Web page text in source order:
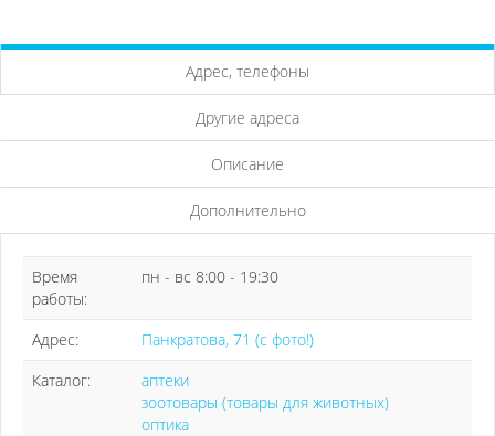
Адрес, телефоны
Другие адреса
Описание
Дополнительно
Время
работы:
пн - вс 8:00 - 19:30
Адрес:
Панкратова, 71 (с фото!)
Каталог:
аптеки
зоотовары (товары для животных)
оптика